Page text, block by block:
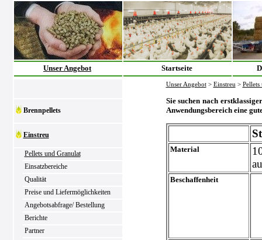
Unser Angebot Startseite
Brennpellets
Einstreu
Pellets und Granulat
Einsatzbereiche
Qualität
Preise und Liefermöglichkeiten
Angebotsabfrage/ Bestellung
Berichte
Partner
Unser Angebot > Einstreu > Pellets
Sie suchen nach
Anwendungsbereich eine
Material
Beschaffenheit